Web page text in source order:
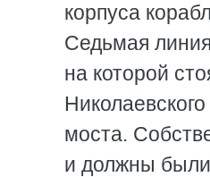
корпуса
Седьмая
на которой
моста.
и должны